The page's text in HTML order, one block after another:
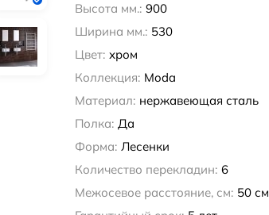
Высота мм.: 900
Ширина мм.: 530
Цвет: хром
Коллекция: Moda
Материал: нержавеющая сталь
Полка: Да
Форма: Лесенки
Количество перекладин: 6
Межосевое расстояние, см: 50 см